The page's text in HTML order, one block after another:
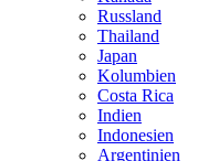
Russland
Thailand
Japan
Kolumbien
Costa Rica
Indien
Indonesien
Argentinien